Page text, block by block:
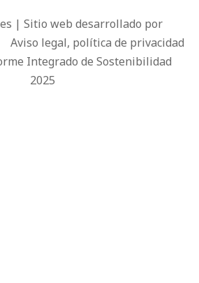
| Sitio web desarrollado por
Aviso legal, política de privacidad
Integrado de Sostenibilidad
2025